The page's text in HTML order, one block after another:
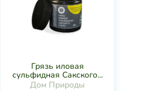
Грязь иловая
сульфидная Сакского...
Дом Природы